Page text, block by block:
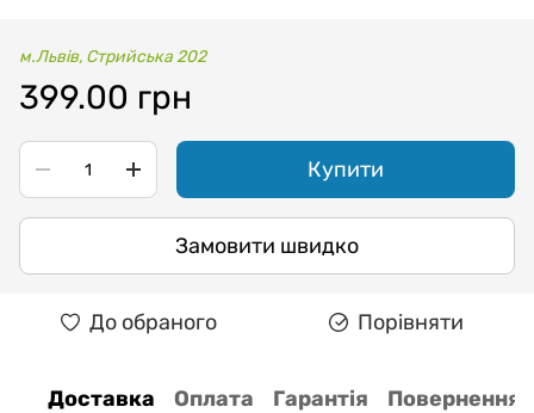
м.Львів, Стрийська 202
399.00 грн
Купити
Замовити швидко
До обраного Порівняти
Доставка Оплата Гарантія Повернення